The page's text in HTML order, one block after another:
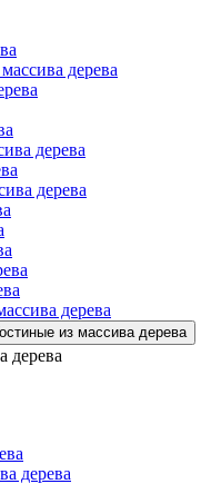
дерева
дерева
дерева
дерева
из массива дерева
дерева